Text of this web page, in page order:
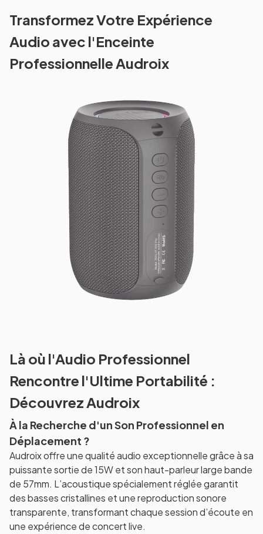
Transformez Votre Expérience
Audio avec l'Enceinte
Professionnelle Audroix
Là où l'Audio Professionnel
Rencontre l'Ultime Portabilité :
Découvrez Audroix
À la Recherche d'un Son Professionnel en
Déplacement ?
Audroix offre une qualité audio exceptionnelle grâce à sa
puissante sortie de 15W et son haut-parleur large bande
de 57mm. L’acoustique spécialement réglée garantit
des basses cristallines et une reproduction sonore
transparente, transformant chaque session d’écoute en
une expérience de concert live.